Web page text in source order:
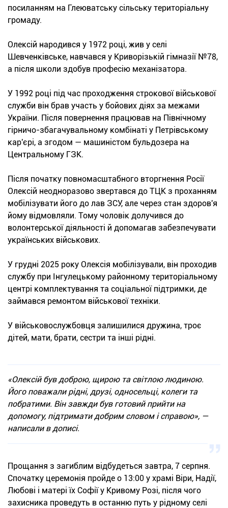
посиланням на Глеюватську сільську територіальну
громаду.
Олексій народився у 1972 році, жив у селі
Шевченківське, навчався у Криворізькій гімназії №78,
а після школи здобув професію механізатора.
У 1992 році під час проходження строкової військової
служби він брав участь у бойових діях за межами
України. Після повернення працював на Північному
гірничо-збагачувальному комбінаті у Петрівському
кар'єрі, а згодом — машиністом бульдозера на
Центральному ГЗК.
Після початку повномасштабного вторгнення Росії
Олексій неодноразово звертався до ТЦК з проханням
мобілізувати його до лав ЗСУ, але через стан здоров'я
йому відмовляли. Тому чоловік долучився до
волонтерської діяльності й допомагав забезпечувати
українських військових.
У грудні 2025 року Олексія мобілізували, він проходив
службу при Інгулецькому районному територіальному
центрі комплектування та соціальної підтримки, де
займався ремонтом військової техніки.
У військовослужбовця залишилися дружина, троє
дітей, мати, брати, сестри та інші рідні.
«Олексій був доброю, щирою та світлою людиною.
Його поважали рідні, друзі, односельці, колеги та
побратими. Він завжди був готовий прийти на
допомогу, підтримати добрим словом і справою», —
написали в дописі.
Прощання з загиблим відбудеться завтра, 7 серпня.
Спочатку церемонія пройде о 13:00 у храмі Віри, Надії,
Любові і матері їх Софії у Кривому Розі, після чого
захисника проведуть в останню путь у рідному селі